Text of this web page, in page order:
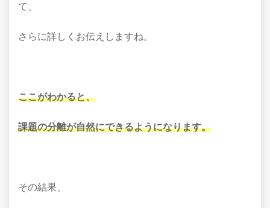
て、
さらに詳しくお伝えしますね。
ここがわかると、
課題の分離が自然にできるようになります。
その結果、